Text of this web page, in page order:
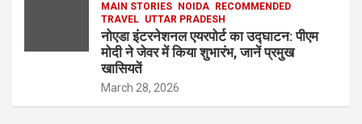
MAIN STORIES
NOIDA
RECOMMENDED
TRAVEL UTTAR PRADESH
नोएडा इंटरनेशनल एयरपोर्ट का उद्घाटन: पीएम
मोदी ने जेवर में किया शुभारंभ, जानें प्रमुख
खासियतें
March 28, 2026